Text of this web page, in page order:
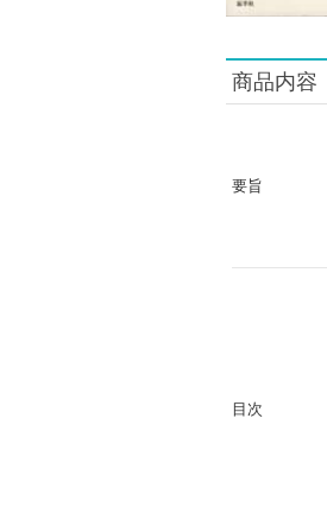
商品内容
要旨
目次